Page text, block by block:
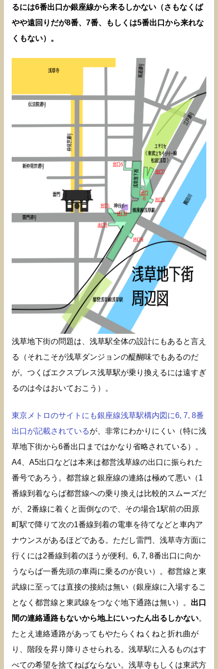
るには6番出口か銀座線から来るしかない（さもなくば
やや遠回りだが8番、7番、もしくは5番出口から来れな
くもない）。
浅草地下街の問題は、浅草駅全体の設計にもあると言え
る（それこそが浅草ダンジョンの醍醐味でもあるのだ
が。つくばエクスプレス浅草駅が乗り換えるには遠すぎ
るのは今はおいておこう）。
東京メトロのサイトにも銀座線浅草駅構内図に6, 7, 8番
出口が記載されているが、非常にわかりにくい（特に浅
草地下街から6番出口まではかなり省略されている）。
A4、A5出口などは本来は都営浅草線の出口に振られた
番号であろう。都営線と銀座線の連絡は極めて悪い（1
番線到着ならば都営線への乗り換えは比較的スムーズだ
が、2番線に着くと面倒なので、その場合1駅前の田原
町駅で降りて次の1番線到着の電車を待てなどと車内ア
ナウンスがあるほどである。ただし雷門、浅草寺方面に
行くには2番線到着のほうが便利。6, 7, 8番出口に向か
うならば一番先頭の車両に乗るのが良い）。都営線と東
武線に至っては直接の接続は無い（銀座線に入場するこ
となく都営線と東武線をつなぐ地下通路は無い）。 出口
間の連絡通路もないから地上にいったん出るしかない。
たとえ連絡通路があってもやたらくねくねと折れ曲が
り、階段を昇り降りさせられる。浅草駅に入るものはす
べての希望を捨てねばならない。浅草寺もしくは東武方